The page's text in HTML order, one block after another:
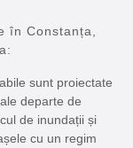
în Constanța,
sunt proiectate
departe de
de inundații și
cu un regim